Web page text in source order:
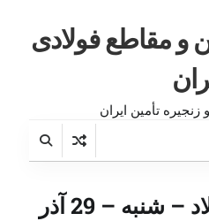
و مقاطع فولادی
زنجیره تأمین ایران
ضایعات آهن و فولاد – شنبه – 29 آذر